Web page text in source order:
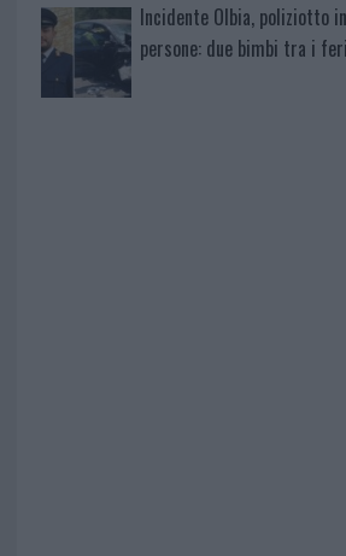
Incidente Olbia, poliziotto
persone: due bimbi tra i